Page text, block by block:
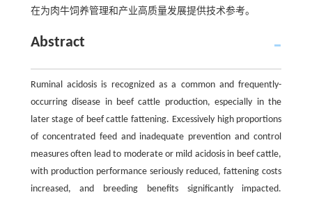
在为肉牛饲养管理和产业高质量发展提供技术参考。
Abstract
Ruminal acidosis is recognized as a common and frequently-
occurring disease in beef cattle production, especially in the
later stage of beef cattle fattening. Excessively high proportions
of concentrated feed and inadequate prevention and control
measures often lead to moderate or mild acidosis in beef cattle,
with production performance seriously reduced, fattening costs
increased, and breeding benefits significantly impacted.